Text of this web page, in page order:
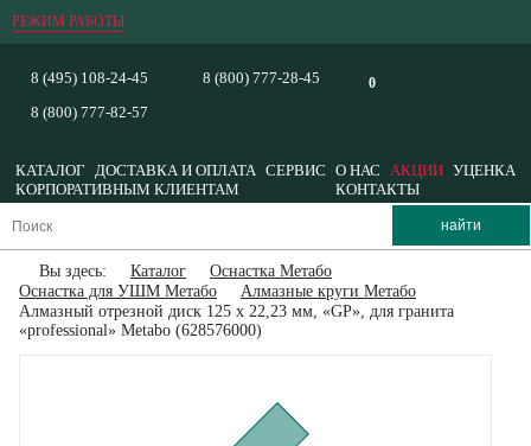
РЕЖИМ РАБОТЫ
0
8 (495) 108-24-45
8 (800) 777-82-57
8 (800) 777-28-45
КАТАЛОГ ДОСТАВКА И ОПЛАТА СЕРВИС О НАС АКЦИИ УЦЕНКА
КОРПОРАТИВНЫМ КЛИЕНТАМ
КОНТАКТЫ
Вы здесь: Каталог
Оснастка Метабо
Оснастка для УШМ Метабо
Алмазные круги Метабо
Алмазный отрезной диск 125 x 22,23 мм, «GP», для гранита
«professional» Metabo (628576000)